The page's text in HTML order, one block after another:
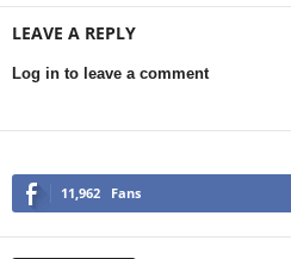
LEAVE A REPLY
Log in to leave a comment
11,962 Fans